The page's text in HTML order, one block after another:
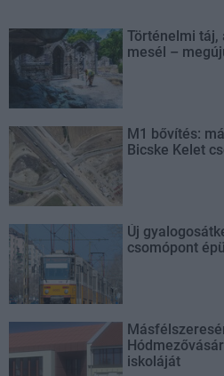
Történelmi táj,
mesél –
M1 bővítés:
Bicske Kelet
Új
csomópont
iskoláját